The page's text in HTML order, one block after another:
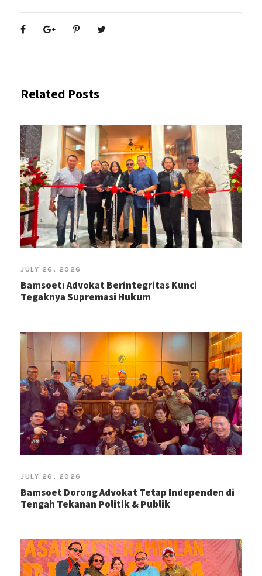
Related Posts
JULY 26, 2026
Bamsoet: Advokat Berintegritas Kunci
Tegaknya Supremasi Hukum
JULY 26, 2026
Bamsoet Dorong Advokat Tetap Independen di
Tengah Tekanan Politik & Publik